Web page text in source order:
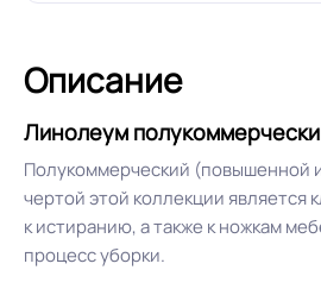
Полы с подогревом (max +27C)
Система примыкания к стенам
Описание
Линолеум
Полукоммерческий (повышенной
чертой этой коллекции
к истиранию, а также к ножкам
процесс уборки.